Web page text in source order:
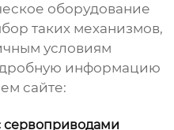
оборудование
таких механизмов,
условиям
информацию
сайте:
сервоприводами